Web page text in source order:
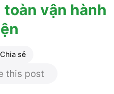
vận hành
Chia sẻ
this post